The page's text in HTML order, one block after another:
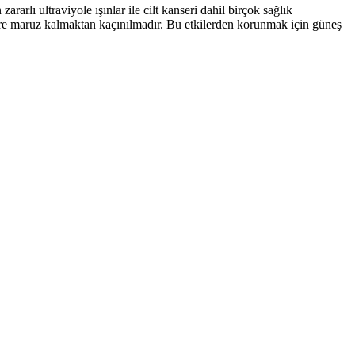
ultraviyole ışınlar ile cilt kanseri dahil birçok sağlık
kalmaktan kaçınılmadır. Bu etkilerden korunmak için güneş